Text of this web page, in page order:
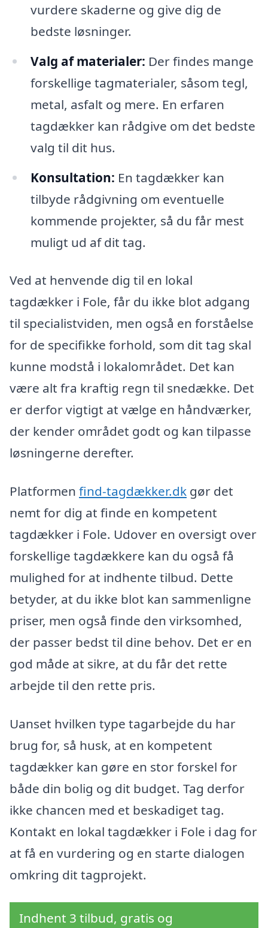
vurdere skaderne og give dig de
bedste løsninger.
Valg af materialer: Der findes mange
forskellige tagmaterialer, såsom tegl,
metal, asfalt og mere. En erfaren
tagdækker kan rådgive om det bedste
valg til dit hus.
Konsultation: En tagdækker kan
tilbyde rådgivning om eventuelle
kommende projekter, så du får mest
muligt ud af dit tag.
Ved at henvende dig til en lokal
tagdækker i Fole, får du ikke blot adgang
til specialistviden, men også en forståelse
for de specifikke forhold, som dit tag skal
kunne modstå i lokalområdet. Det kan
være alt fra kraftig regn til snedække. Det
er derfor vigtigt at vælge en håndværker,
der kender området godt og kan tilpasse
løsningerne derefter.
Platformen find-tagdækker.dk gør det
nemt for dig at finde en kompetent
tagdækker i Fole. Udover en oversigt over
forskellige tagdækkere kan du også få
mulighed for at indhente tilbud. Dette
betyder, at du ikke blot kan sammenligne
priser, men også finde den virksomhed,
der passer bedst til dine behov. Det er en
god måde at sikre, at du får det rette
arbejde til den rette pris.
Uanset hvilken type tagarbejde du har
brug for, så husk, at en kompetent
tagdækker kan gøre en stor forskel for
både din bolig og dit budget. Tag derfor
ikke chancen med et beskadiget tag.
Kontakt en lokal tagdækker i Fole i dag for
at få en vurdering og en starte dialogen
omkring dit tagprojekt.
Indhent 3 tilbud, gratis og